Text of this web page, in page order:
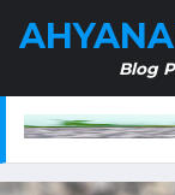
Blog
Liter – Praktis dan
SKG